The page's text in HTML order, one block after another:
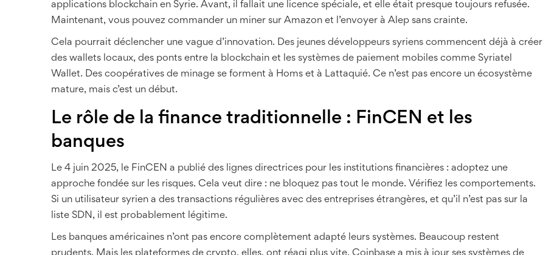
applications blockchain en Syrie. Avant, il fallait une licence spéciale, et elle était presque toujours refusée.
Maintenant, vous pouvez commander un miner sur Amazon et l’envoyer à Alep sans crainte.
Cela pourrait déclencher une vague d’innovation. Des jeunes développeurs syriens commencent déjà à créer
des wallets locaux, des ponts entre la blockchain et les systèmes de paiement mobiles comme Syriatel
Wallet. Des coopératives de minage se forment à Homs et à Lattaquié. Ce n’est pas encore un écosystème
mature, mais c’est un début.
Le rôle de la finance traditionnelle : FinCEN et les
banques
Le 4 juin 2025, le FinCEN a publié des lignes directrices pour les institutions financières : adoptez une
approche fondée sur les risques. Cela veut dire : ne bloquez pas tout le monde. Vérifiez les comportements.
Si un utilisateur syrien a des transactions régulières avec des entreprises étrangères, et qu’il n’est pas sur la
liste SDN, il est probablement légitime.
Les banques américaines n’ont pas encore complètement adapté leurs systèmes. Beaucoup restent